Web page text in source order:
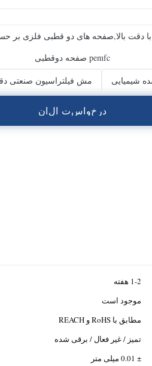
دقت بالا,صفحه های دو قطبی فلزی
pemfc صفحه دوقطبی
شیمیایی
مش فیلتراسیون صنعتی
در خواست الان
1-2 هفته
موجود است
مطابق با RoHS و REACH
تمیز / غیر فعال / برقی شده
± 0.01 میلی متر